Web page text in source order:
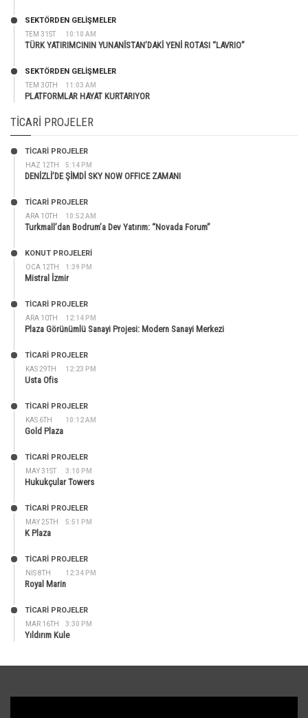
TEM 31ST 10:10 AM
SEKTÖRDEN GELIŞMELER
TÜRK YATIRIMCININ YUNANİSTAN’DAKİ YENİ ROTASI “LAVRIO”
TEM 30TH 11:03 AM
SEKTÖRDEN GELIŞMELER
PLATFORMLAR HAYAT KURTARIYOR
TICARI PROJELER
HAZ 12TH 5:14 PM
TİCARİ PROJELER
DENİZLİ’DE ŞİMDİ SKY NOW OFFICE ZAMANI
ARA 10TH 10:52 AM
TİCARİ PROJELER
Turkmall’dan Bodrum’a Dev Yatırım: “Novada Forum”
OCA 12TH 1:39 PM
KONUT PROJELERI
Mistral İzmir
ARA 10TH 12:14 PM
TİCARİ PROJELER
Plaza Görünümlü Sanayi Projesi: Modern Sanayi Merkezi
KAS 29TH 12:23 PM
TİCARİ PROJELER
Usta Ofis
KAS 6TH 10:12 AM
TİCARİ PROJELER
Gold Plaza
MAY 31ST 3:10 PM
TİCARİ PROJELER
Hukukçular Towers
MAY 25TH 5:51 PM
TİCARİ PROJELER
K Plaza
NIS 8TH 12:34 PM
TİCARİ PROJELER
Royal Marin
MAR 16TH 3:30 PM
TİCARİ PROJELER
Yıldırım Kule